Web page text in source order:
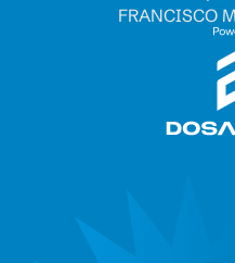
FRANCISCO